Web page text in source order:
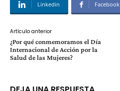
Linkedin Facebook
Artículo anterior
¿Por qué conmemoramos el Día
Internacional de Acción por la
Salud de las Mujeres?